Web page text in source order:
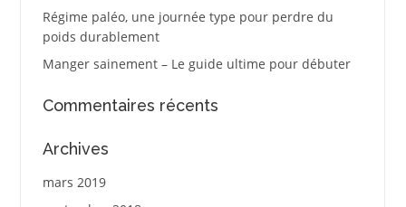
Régime paléo, une journée type pour perdre du
poids durablement
Manger sainement – Le guide ultime pour débuter
Commentaires récents
Archives
mars 2019